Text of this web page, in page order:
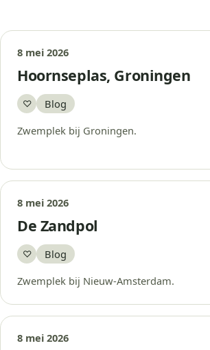
8 mei 2026
Hoornseplas, Groningen
♡
Bewaar
Blog
Zwemplek bij Groningen.
8 mei 2026
De Zandpol
♡
Bewaar
Blog
Zwemplek bij Nieuw-Amsterdam.
8 mei 2026